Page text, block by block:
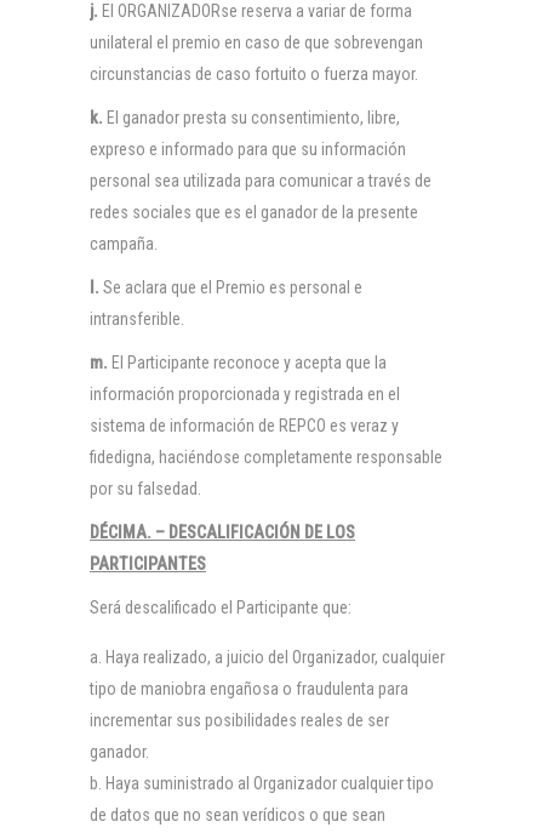
j. El ORGANIZADORse reserva a variar de forma
unilateral el premio en caso de que sobrevengan
circunstancias de caso fortuito o fuerza mayor.
k. El ganador presta su consentimiento, libre,
expreso e informado para que su información
personal sea utilizada para comunicar a través de
redes sociales que es el ganador de la presente
campaña.
l. Se aclara que el Premio es personal e
intransferible.
m. El Participante reconoce y acepta que la
información proporcionada y registrada en el
sistema de información de REPCO es veraz y
fidedigna, haciéndose completamente responsable
por su falsedad.
DÉCIMA. – DESCALIFICACIÓN DE LOS
PARTICIPANTES
Será descalificado el Participante que:
Haya realizado, a juicio del Organizador, cualquier
tipo de maniobra engañosa o fraudulenta para
incrementar sus posibilidades reales de ser
ganador.
Haya suministrado al Organizador cualquier tipo
de datos que no sean verídicos o que sean